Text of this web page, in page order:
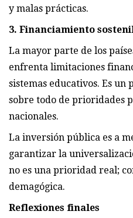
y malas prácticas.
3. Financiamiento
La mayor parte de los
enfrenta limitaciones
sistemas educativos. Es
sobre todo de prioridades
nacionales.
La inversión pública es a
garantizar la
no es una prioridad real;
demagógica.
Reflexiones finales